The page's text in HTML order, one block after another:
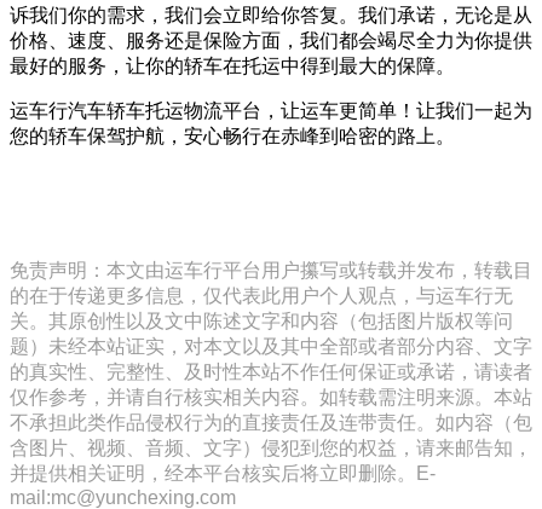
诉我们你的需求，我们会立即给你答复。我们承诺，无论是从
价格、速度、服务还是保险方面，我们都会竭尽全力为你提供
最好的服务，让你的轿车在托运中得到最大的保障。
运车行汽车轿车托运物流平台，让运车更简单！让我们一起为
您的轿车保驾护航，安心畅行在赤峰到哈密的路上。
免责声明：本文由运车行平台用户攥写或转载并发布，转载目
的在于传递更多信息，仅代表此用户个人观点，与运车行无
关。其原创性以及文中陈述文字和内容（包括图片版权等问
题）未经本站证实，对本文以及其中全部或者部分内容、文字
的真实性、完整性、及时性本站不作任何保证或承诺，请读者
仅作参考，并请自行核实相关内容。如转载需注明来源。本站
不承担此类作品侵权行为的直接责任及连带责任。如内容（包
含图片、视频、音频、文字）侵犯到您的权益，请来邮告知，
并提供相关证明，经本平台核实后将立即删除。E-
mail:mc@yunchexing.com